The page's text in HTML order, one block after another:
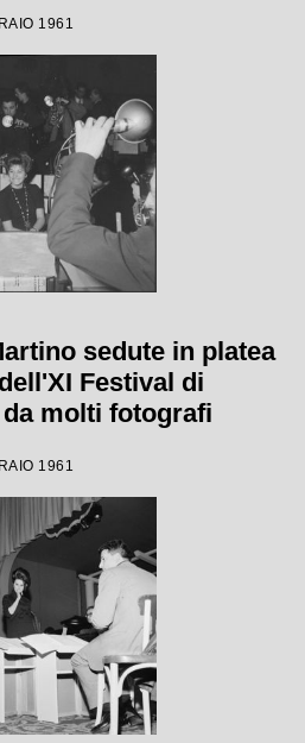
1961
sedute in platea
Festival di
molti fotografi
1961